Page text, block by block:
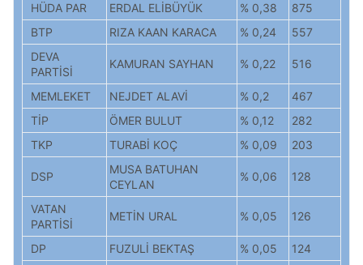
HÜDA PAR ERDAL ELİBÜYÜK % 0,38
875
BTP
RIZA KAAN KARACA % 0,24
557
DEVA
PARTİSİ
KAMURAN SAYHAN % 0,22 516
MEMLEKET NEJDET ALAVİ % 0,2
467
TİP
ÖMER BULUT % 0,12
282
TKP
TURABİ KOÇ % 0,09 203
DSP
MUSA BATUHAN
CEYLAN
% 0,06 128
VATAN
PARTİSİ
METİN URAL % 0,05 126
DP FUZULİ BEKTAŞ % 0,05
124